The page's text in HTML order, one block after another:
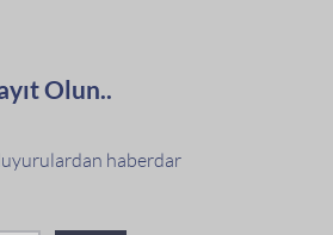
Olun..
haberdar